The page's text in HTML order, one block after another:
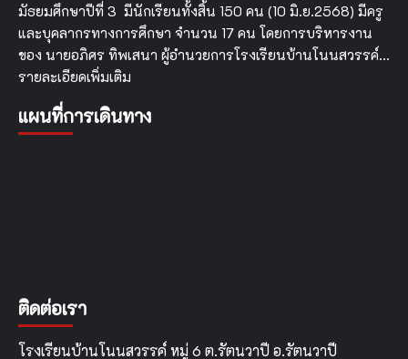
มัธยมศึกษาปีที่ 3 มีนักเรียนทั้งสิ้น 150 คน (10 มิ.ย.2568) มีครู
และบุคลากรทางการศึกษา จำนวน 17 คน โดยการบริหารงาน
ของ นายอภิศร ทิพเสนา ผู้อำนวยการโรงเรียนบ้านโนนสวรรค์…
รายละเอียดเพิ่มเติม
แผนที่การเดินทาง
ติดต่อเรา
โรงเรียนบ้านโนนสวรรค์ หมู่ 6 ต.รัตนวาปี อ.รัตนวาปี